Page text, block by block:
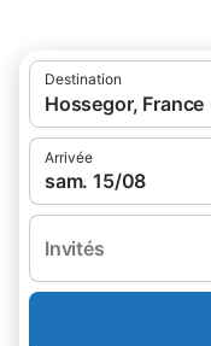
Destination
Hossegor, France
Arrivée
sam. 15/08
Invités